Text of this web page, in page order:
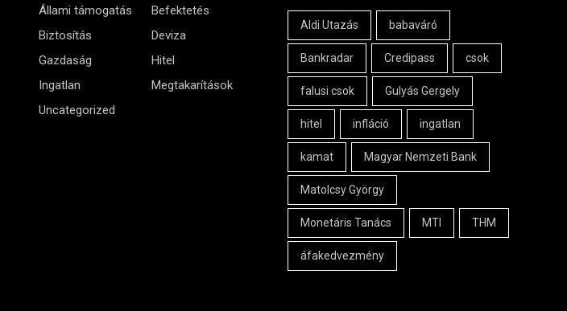
Állami támogatás
Befektetés
Biztosítás
Deviza
Gazdaság
Hitel
Ingatlan
Megtakarítások
Uncategorized
Aldi Utazás babaváró
Bankradar Credipass csok
falusi csok Gulyás Gergely
hitel infláció ingatlan
kamat Magyar Nemzeti Bank
Matolcsy György
Monetáris Tanács MTI THM
áfakedvezmény